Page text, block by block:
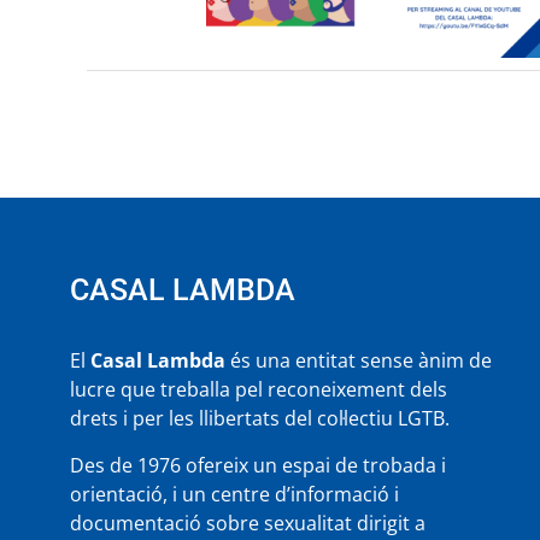
CASAL LAMBDA
El Casal Lambda és una entitat sense ànim de
lucre que treballa pel reconeixement dels
drets i per les llibertats del col·lectiu LGTB.
Des de 1976 ofereix un espai de trobada i
orientació, i un centre d’informació i
documentació sobre sexualitat dirigit a